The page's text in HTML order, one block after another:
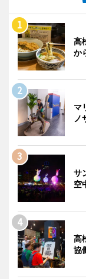
高
か
マ
ノ
サ
空
高
協